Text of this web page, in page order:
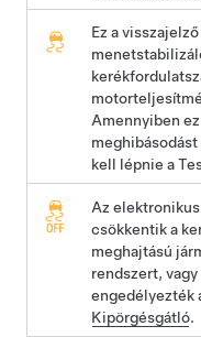
Ez a
Amennyiben
kell lépnie a
Az
csökkentik a
meghajtású
rendszert,
engedélyezték
Kipörgésgátló.